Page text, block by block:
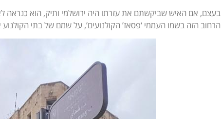
בעצם, אם האיש שביקשתם את עזרתו היה ירושלמי ותיק, הוא
הרחוב הזה בשמו העממי ‘פסאז’ הקולנועים’, על שמם של בתי הקולנוע